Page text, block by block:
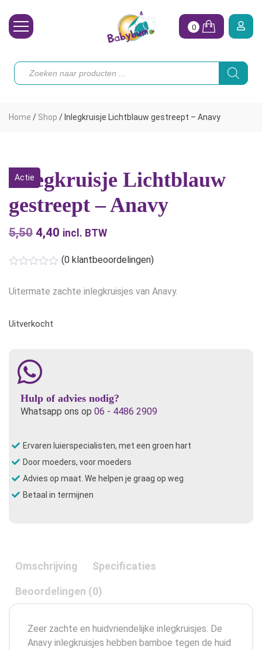
Toebehoren
Onze merken
Hoe begin ik?
0
Producten
zoeken
Home / Shop / Inlegkruisje Lichtblauw gestreept – Anavy
Actie
Inlegkruisje Lichtblauw
gestreept – Anavy
5,50 Oorspronkelijke
was:
€5,50.
4,40 Huidige
is:
€4,40.
incl. BTW
(0 klantbeoordelingen)
Uitermate zachte inlegkruisjes van Anavy.
Uitverkocht
Hulp of advies nodig?
Whatsapp ons op 06 - 4486 2909
Ervaren luierspecialisten, met een groen hart
Door moeders, voor moeders
Advies op maat. We helpen je graag op weg
Betaal in termijnen
Omschrijving Specificaties
Beoordelingen (0)
Zeer zachte en huidvriendelijke inlegkruisjes. De
Anavy inlegkruisjes hebben bamboe tegen de huid